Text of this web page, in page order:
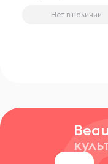
Нет в наличии